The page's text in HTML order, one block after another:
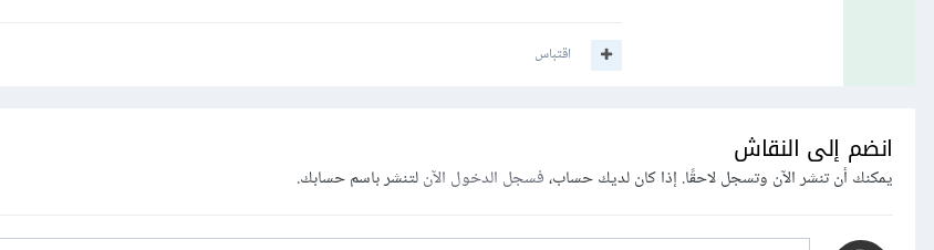
اقتباس
انضم إلى النقاش
يمكنك أن تنشر الآن وتسجل لاحقًا. إذا كان لديك حساب،فسجل الدخول الآنلتنشر باسم حسابك.